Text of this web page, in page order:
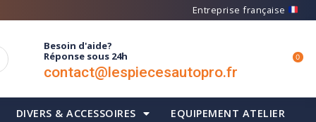
Entreprise française
Besoin d'aide?
Réponse sous 24h
contact@lespiecesautopro.fr
0
DIVERS & ACCESSOIRES EQUIPEMENT ATELIER